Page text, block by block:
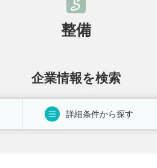
整備
企業情報を検索
詳細条件から探す